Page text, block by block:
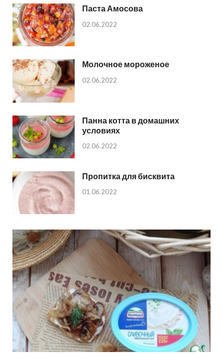
Паста Амосова
02.06.2022
Молочное мороженое
02.06.2022
Панна котта в домашних
условиях
02.06.2022
Пропитка для бисквита
01.06.2022